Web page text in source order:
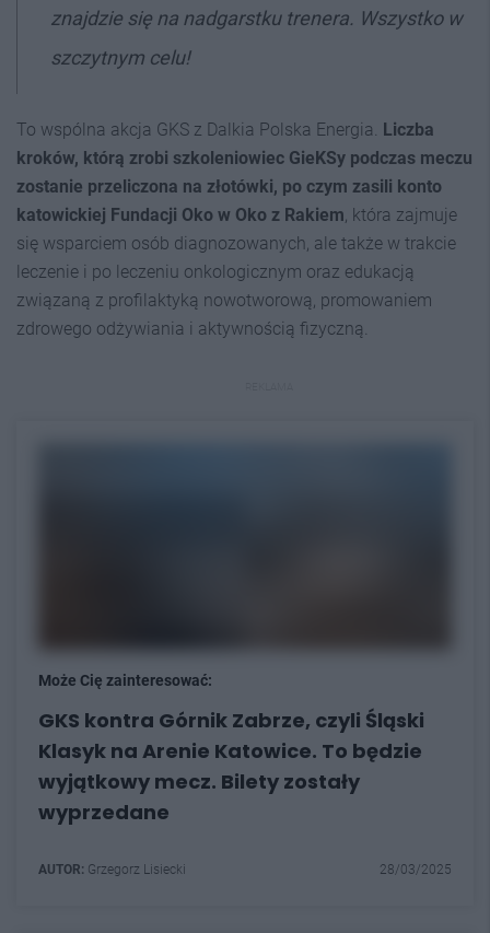
znajdzie się na nadgarstku trenera. Wszystko w
szczytnym celu!
To wspólna akcja GKS z Dalkia Polska Energia. Liczba
kroków, którą zrobi szkoleniowiec GieKSy podczas meczu
zostanie przeliczona na złotówki, po czym zasili konto
katowickiej Fundacji Oko w Oko z Rakiem, która zajmuje
się wsparciem osób diagnozowanych, ale także w trakcie
leczenie i po leczeniu onkologicznym oraz edukacją
związaną z profilaktyką nowotworową, promowaniem
zdrowego odżywiania i aktywnością fizyczną.
Może Cię zainteresować:
GKS kontra Górnik Zabrze, czyli Śląski
Klasyk na Arenie Katowice. To będzie
wyjątkowy mecz. Bilety zostały
wyprzedane
AUTOR: Grzegorz Lisiecki 28/03/2025